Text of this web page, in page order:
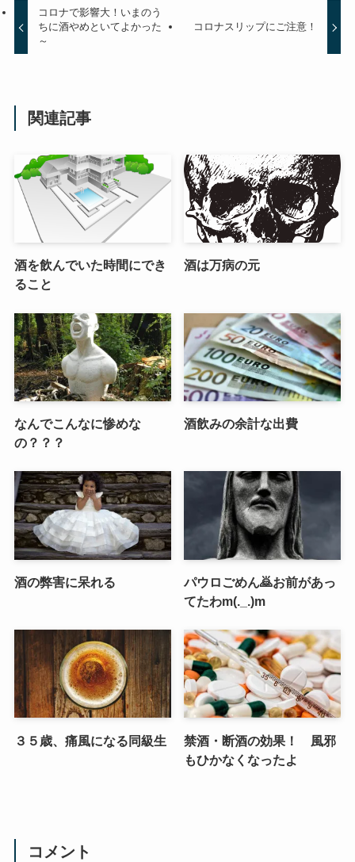
コロナで影響大！いまのう
ちに酒やめといてよかった
～
コロナスリップにご注意！
関連記事
酒を飲んでいた時間にでき
ること
酒は万病の元
なんでこんなに惨めな
の？？？
酒飲みの余計な出費
酒の弊害に呆れる
パウロごめん🙇お前があっ
てたわm(._.)m
３５歳、痛風になる同級生
禁酒・断酒の効果！ 風邪
もひかなくなったよ
コメント